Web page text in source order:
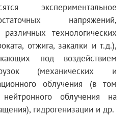
экспериментальное
напряжений,
технологических
отжига, закалки и т.д.),
под воздействием
(механических и
облучения (в том
облучения на
гидрогенизации и др.